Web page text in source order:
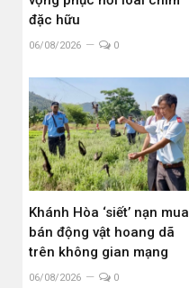
đặc hữu
06/08/2026 0
Khánh Hòa ‘siết’ nạn mua
bán động vật hoang dã
trên không gian mạng
06/08/2026 0